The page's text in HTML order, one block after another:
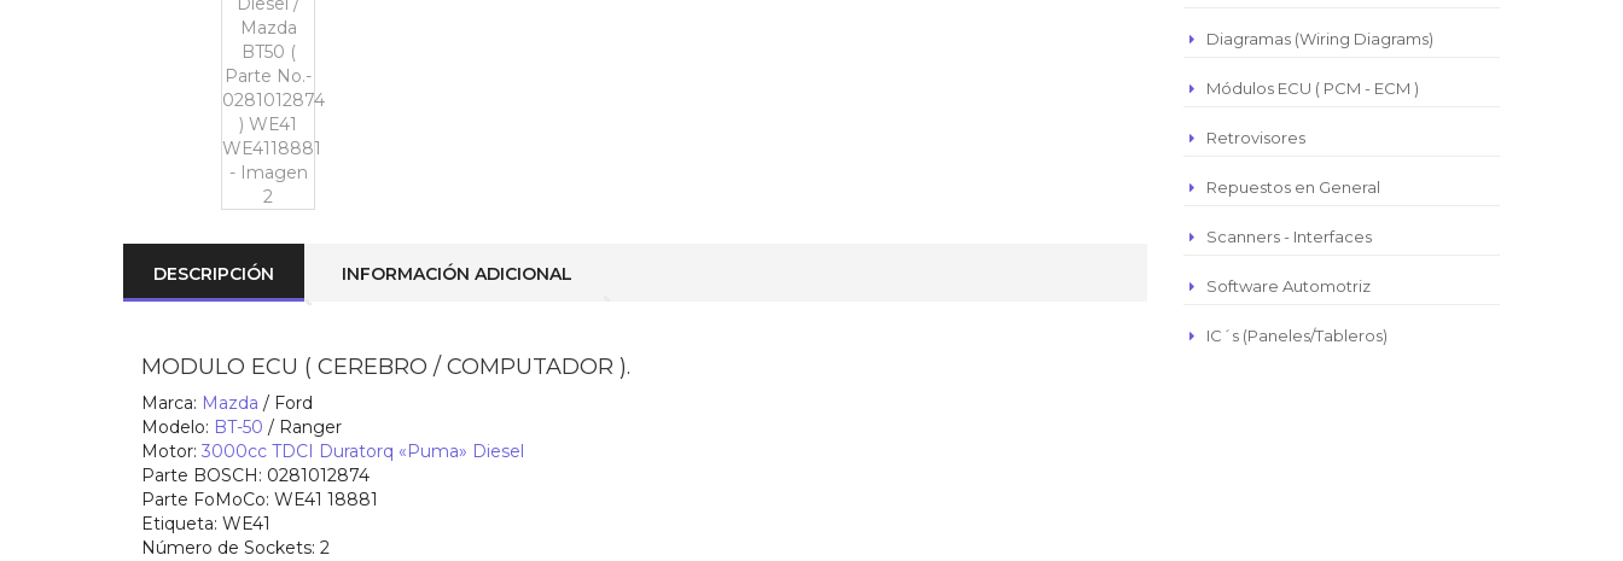
DESCRIPCIÓN INFORMACIÓN ADICIONAL
MODULO ECU ( CEREBRO / COMPUTADOR ).
Marca: Mazda / Ford
Modelo: BT-50 / Ranger
Motor: 3000cc TDCI Duratorq «Puma» Diesel
Parte BOSCH: 0281012874
Parte FoMoCo: WE41 18881
Etiqueta: WE41
Número de Sockets: 2
Diagramas (Wiring Diagrams)
Módulos ECU ( PCM - ECM )
Retrovisores
Repuestos en General
Scanners - Interfaces
Software Automotriz
IC´s (Paneles/Tableros)